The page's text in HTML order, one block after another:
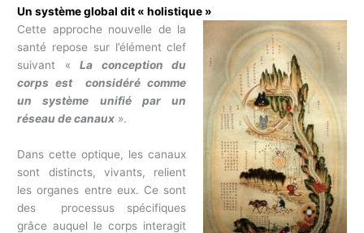
Un système global dit « holistique »
Cette approche nouvelle de la
santé repose sur l’élément clef
suivant «La conception du
corps est considéré comme
un système unifié par un
réseau de canaux ».
Dans cette optique, les canaux
sont distincts, vivants, relient
les organes entre eux. Ce sont
des processus spécifiques
grâce auquel le corps interagit